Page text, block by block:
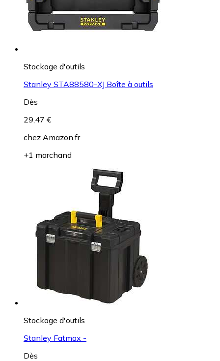
Stockage d'outils
Stanley STA88580-XJ Boîte à outils
Dès
29,47 €
chez Amazon.fr
+1 marchand
Stockage d'outils
Stanley Fatmax -
Dès